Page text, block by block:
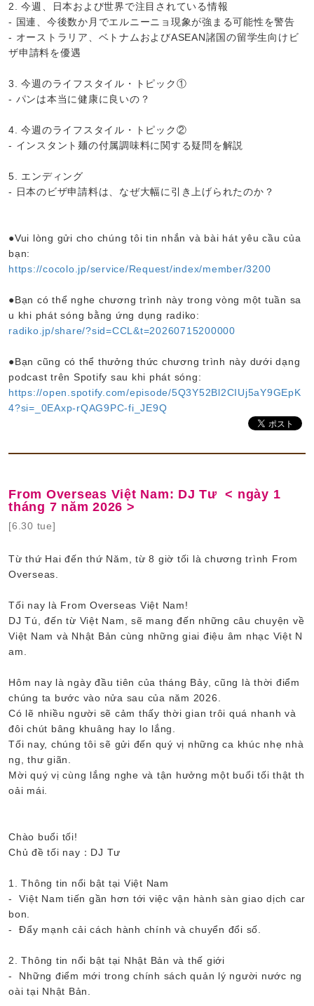
2. 今週、日本および世界で注目されている情報
- 国連、今後数か月でエルニーニョ現象が強まる可能性を警告
- オーストラリア、ベトナムおよびASEAN諸国の留学生向けビ
ザ申請料を優遇
3. 今週のライフスタイル・トピック①
- パンは本当に健康に良いの？
4. 今週のライフスタイル・トピック②
- インスタント麺の付属調味料に関する疑問を解説
5. エンディング
- 日本のビザ申請料は、なぜ大幅に引き上げられたのか？
●Vui lòng gửi cho chúng tôi tin nhắn và bài hát yêu cầu của
bạn:
https://cocolo.jp/service/Request/index/member/3200
●Bạn có thể nghe chương trình này trong vòng một tuần sa
u khi phát sóng bằng ứng dụng radiko:
radiko.jp/share/?sid=CCL&t=20260715200000
●Bạn cũng có thể thưởng thức chương trình này dưới dạng
podcast trên Spotify sau khi phát sóng:
https://open.spotify.com/episode/5Q3Y52Bl2CIUj5aY9GEpK
4?si=_0EAxp-rQAG9PC-fi_JE9Q
From Overseas Việt Nam: DJ Tư < ngày 1
tháng 7 năm 2026 >
[6.30 tue]
Từ thứ Hai đến thứ Năm, từ 8 giờ tối là chương trình From
Overseas.
Tối nay là From Overseas Việt Nam!
DJ Tú, đến từ Việt Nam, sẽ mang đến những câu chuyện về
Việt Nam và Nhật Bản cùng những giai điệu âm nhạc Việt N
am.
Hôm nay là ngày đầu tiên của tháng Bảy, cũng là thời điểm
chúng ta bước vào nửa sau của năm 2026.
Có lẽ nhiều người sẽ cảm thấy thời gian trôi quá nhanh và
đôi chút bâng khuâng hay lo lắng.
Tối nay, chúng tôi sẽ gửi đến quý vị những ca khúc nhẹ nhà
ng, thư giãn.
Mời quý vị cùng lắng nghe và tận hưởng một buổi tối thật th
oải mái.
Chào buổi tối!
Chủ đề tối nay：DJ Tư
1. Thông tin nổi bật tại Việt Nam
- Việt Nam tiến gần hơn tới việc vận hành sàn giao dịch car
bon.
- Đẩy mạnh cải cách hành chính và chuyển đổi số.
2. Thông tin nổi bật tại Nhật Bản và thế giới
- Những điểm mới trong chính sách quản lý người nước ng
oài tại Nhật Bản.